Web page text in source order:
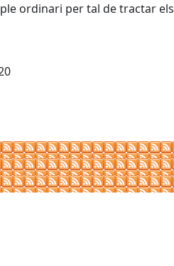
ordinari per tal de tractar els